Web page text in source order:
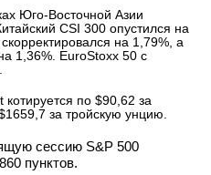
Юго-Восточной Азии
CSI 300 опустился на
на 1,79%, а
1,36%. EuroStoxx 50 с
по $90,62 за
за тройскую унцию.
сессию S&P 500
пунктов.